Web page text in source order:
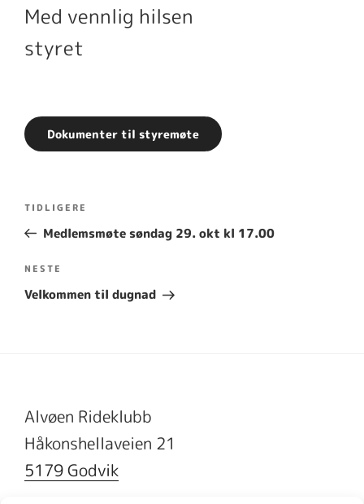
Med vennlig hilsen
styret
Dokumenter til styremøte
Innleggsnavigasjon
Forrige
innlegg
TIDLIGERE
Medlemsmøte søndag 29. okt kl 17.00
Neste
innlegg
NESTE
Velkommen til dugnad
Alvøen Rideklubb
Håkonshellaveien 21
5179 Godvik